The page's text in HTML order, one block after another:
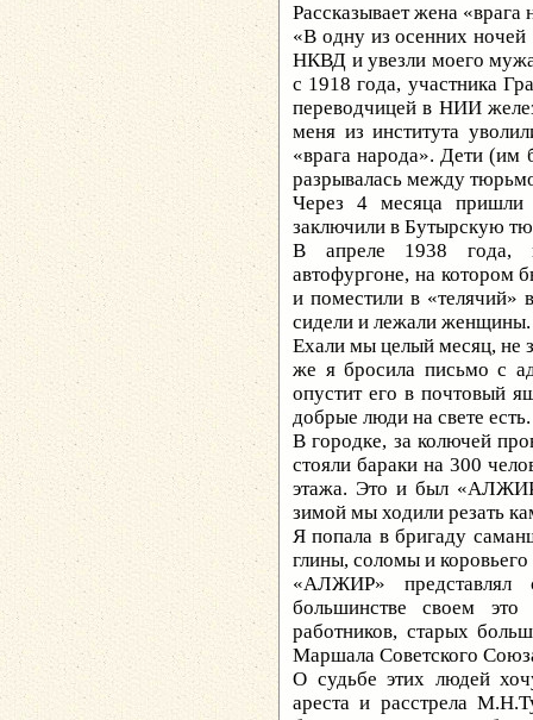
Рассказывает жена
«В одну из осенних
НКВД и увезли моего
с 1918 года, участника
переводчицей в НИИ
меня из института
«врага народа». Дети (им
разрывалась между
Через 4 месяца пришли
заключили в Бутырскую
В апреле 1938 года,
автофургоне, на котором
и поместили в «телячий»
сидели и лежали женщины.
Ехали мы целый месяц, не
же я бросила письмо с
опустит его в почтовый
добрые люди на свете есть.
В городке, за колючей
стояли бараки на 300
этажа. Это и был
зимой мы ходили резать
Я попала в бригаду
глины, соломы и
«АЛЖИР» представлял
большинстве своем это
работников, старых
Маршала Советского
О судьбе этих людей
ареста и расстрела